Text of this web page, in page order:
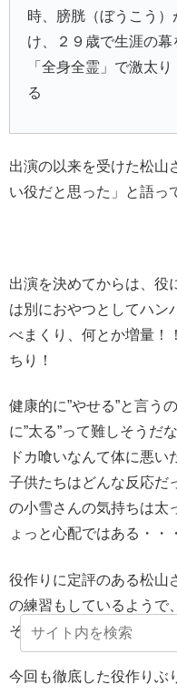
時、膀胱（ぼうこう
け、２９歳で生涯の
「全身全霊」で激太
る
出演の以来を受けた松山
い役だと思った」
と語っ
出演を決めてからは、役
は別におやつとしてハン
べまくり、何とか増量！
ちり！
健康的に”やせる”と言う
に”太る”って難しそうだ
ドカ喰いなんて体に悪
子供たちはどんな反応だ
の小雪さんの気持ちは太
ょっと心配ではある・・
役作りに定評のある松山
の練習もしているようで
そうです。
今回も徹底した役作りぶ